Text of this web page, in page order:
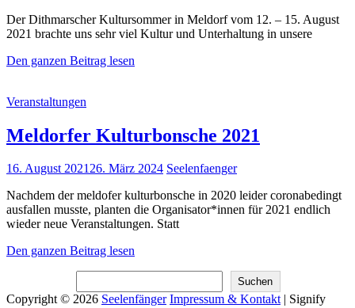
Der Dithmarscher Kultursommer in Meldorf vom 12. – 15. August
2021 brachte uns sehr viel Kultur und Unterhaltung in unsere
Den ganzen Beitrag lesen
Cat
Veranstaltungen
Meldorfer Kulturbonsche 2021
Posted
16. August 202126. März 2024 Seelenfaenger
Nachdem der meldofer kulturbonsche in 2020 leider coronabedingt
ausfallen musste, planten die Organisator*innen für 2021 endlich
wieder neue Veranstaltungen. Statt
Den ganzen Beitrag lesen
Suchen
Copyright © 2026 Seelenfänger Impressum & Kontakt| Signify